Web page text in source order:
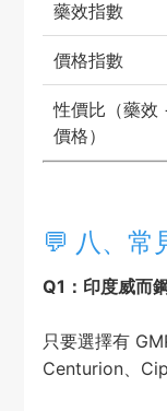
藥效指數
價格指數
性價比（藥效
價格）
💬 八、常
Q1：印度威而
只要選擇有
Centurion、